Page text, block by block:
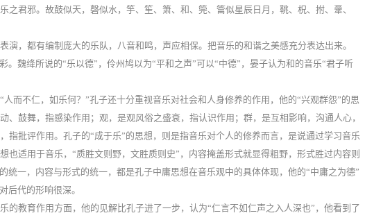
之君邪。故鼓似天，磬似水，竽、笙、箫、和、 筦、籥似星辰日月，鞉、柷、拊、鞷、
演，都有编制庞大的乐队，八音和鸣，声应相保。把音乐的和谐之美感充分表达出来。
。魏绛所说的“乐以德”，伶州鸠以为“平和之声”可以“中德”，晏子认为和的音乐“君子听
而不仁，如乐何？”孔子还十分重视音乐对社会和人身修养的作用，他的“兴观群怨”的思
、鼓舞，指感染作用；观，是观风俗之盛衰，指认识作用；群，是互相影响，沟通人心，
指批评作用。孔子的“成于乐”的思想，则是指音乐对个人的修养而言，是说通过学习音乐
也适用于音乐，“质胜文则野，文胜质则史”，内容掩盖形式就显得粗野，形式胜过内容则
统一，内容与形式的统一，都是孔子中庸思想在音乐观中的具体体现，他的“中庸之为德”
后代的形响很深。
的教育作用方面，他的见解比孔子进了一步，认为“仁言不如仁声之入人深也”，他看到了